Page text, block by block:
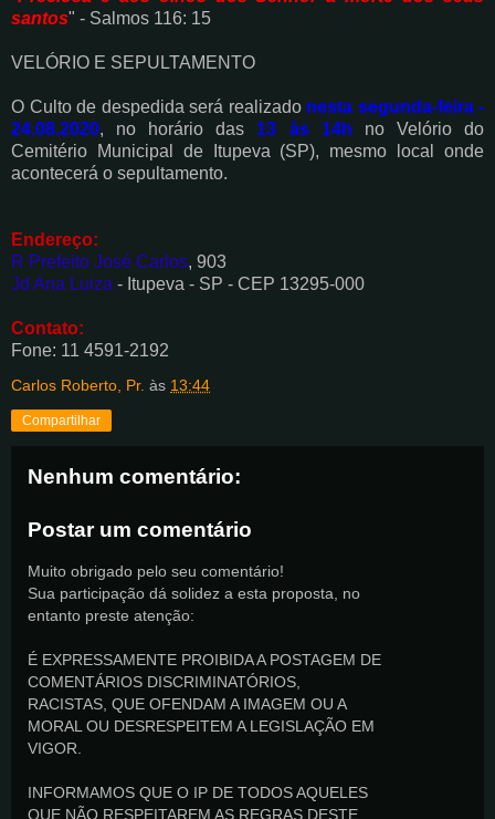
santos" - Salmos 116: 15
VELÓRIO E SEPULTAMENTO
O Culto de despedida será realizado nesta segunda-feira -
24.08.2020, no horário das 13 às 14h no Velório do
Cemitério Municipal de Itupeva (SP), mesmo local onde
acontecerá o sepultamento.
Endereço:
R Prefeito José Carlos, 903
Jd Ana Luiza - Itupeva - SP - CEP 13295-000
Contato:
Fone: 11 4591-2192
Carlos Roberto, Pr. às 13:44
Compartilhar
Nenhum comentário:
Postar um comentário
Muito obrigado pelo seu comentário!
Sua participação dá solidez a esta proposta, no
entanto preste atenção:
É EXPRESSAMENTE PROIBIDA A POSTAGEM DE
COMENTÁRIOS DISCRIMINATÓRIOS,
RACISTAS, QUE OFENDAM A IMAGEM OU A
MORAL OU DESRESPEITEM A LEGISLAÇÃO EM
VIGOR.
INFORMAMOS QUE O IP DE TODOS AQUELES
QUE NÃO RESPEITAREM AS REGRAS DESTE